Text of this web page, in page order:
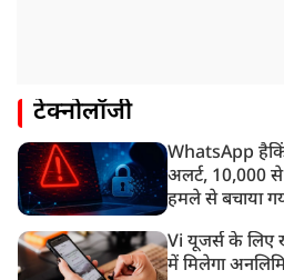
टेक्नोलॉजी
WhatsApp
अलर्ट, 10,000 से
हमले से बचाया
Vi यूजर्स के
में मिलेगा